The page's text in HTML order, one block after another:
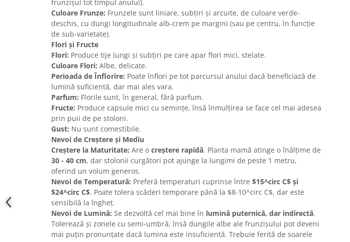
frunzișul tot timpul anului).
Culoare Frunze: Frunzele sunt liniare, subțiri și arcuite, de culoare verde-
deschis, cu dungi longitudinale alb-crem pe margini (sau pe centru, în funcție
de sub-varietate).
Flori și Fructe
Flori: Produce tije lungi și subțiri pe care apar flori mici, stelate.
Culoare Flori: Albe, delicate.
Perioada de Înflorire: Poate înflori pe tot parcursul anului dacă beneficiază de
lumină suficientă, dar mai ales vara.
Parfum: Florile sunt, în general, fără parfum.
Fructe: Produce capsule mici cu semințe, însă înmulțirea se face cel mai adesea
prin puii de pe stoloni.
Gust: Nu sunt comestibile.
Nevoi de Creștere și Mediu
Creștere la Maturitate: Are o creștere rapidă. Planta mamă atinge o înălțime de
30 - 40 cm, dar stolonii curgători pot ajunge la lungimi de peste 1 metru,
oferind un volum generos.
Nevoi de Temperatură: Preferă temperaturi cuprinse între $15^circ C$ și
$24^circ C$. Poate tolera scăderi temporare până la $8-10^circ C$, dar este
sensibilă la îngheț.
Nevoi de Lumină: Se dezvoltă cel mai bine în lumină puternică, dar indirectă.
Tolerează și zonele cu semi-umbră, însă dungile albe ale frunzișului pot deveni
mai puțin pronunțate dacă lumina este insuficientă. Trebuie ferită de soarele